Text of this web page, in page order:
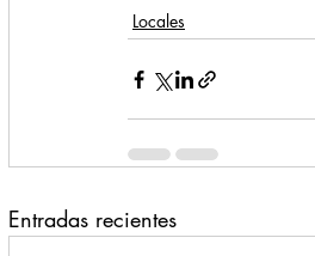
Locales
Entradas recientes